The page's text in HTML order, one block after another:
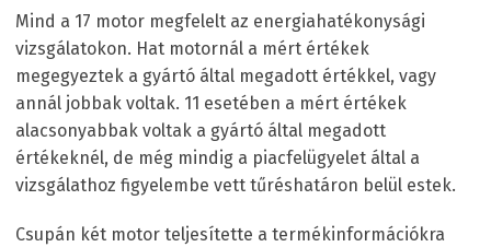
Mind a 17 motor megfelelt az energiahatékonysági
vizsgálatokon. Hat motornál a mért értékek
megegyeztek a gyártó által megadott értékkel, vagy
annál jobbak voltak. 11 esetében a mért értékek
alacsonyabbak voltak a gyártó által megadott
értékeknél, de még mindig a piacfelügyelet által a
vizsgálathoz figyelembe vett tűréshatáron belül estek.
Csupán két motor teljesítette a termékinformációkra